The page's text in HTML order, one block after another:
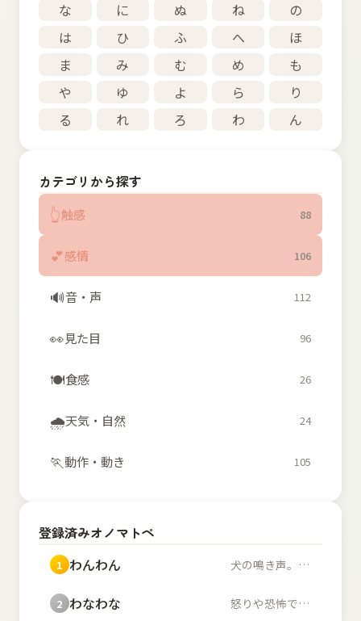
な
に ぬ ね
の
は
ひ ふ へ
ほ
ま
み む め
も
や
ゆ よ ら
り
る
れ ろ わ ん
カテゴリから探す
👆触感 88
💕感情 106
🔊音・声 112
👀見た目 96
🍽️食感 26
🌧️天気・自然 24
🏃動作・動き 105
登録済みオノマトペ
1 わんわん 犬の鳴き声。また、幼...
2 わなわな 怒りや恐怖で体が小刻...